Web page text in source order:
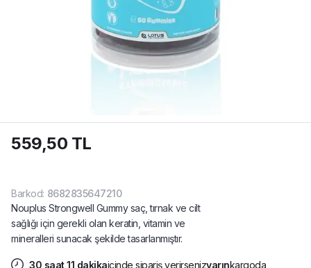
559,50 TL
Barkod: 8682835647210
Nouplus Strongwell Gummy saç, tırnak ve cilt
sağlığı için gerekli olan keratin, vitamin ve
mineralleri sunacak şekilde tasarlanmıştır.
30 saat 11 dakikaiçinde sipariş verirsenizyarınkargoda